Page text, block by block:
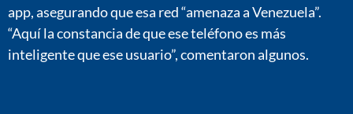
app, asegurando que esa red “amenaza a Venezuela”.
“Aquí la constancia de que ese teléfono es más
inteligente que ese usuario”, comentaron algunos.